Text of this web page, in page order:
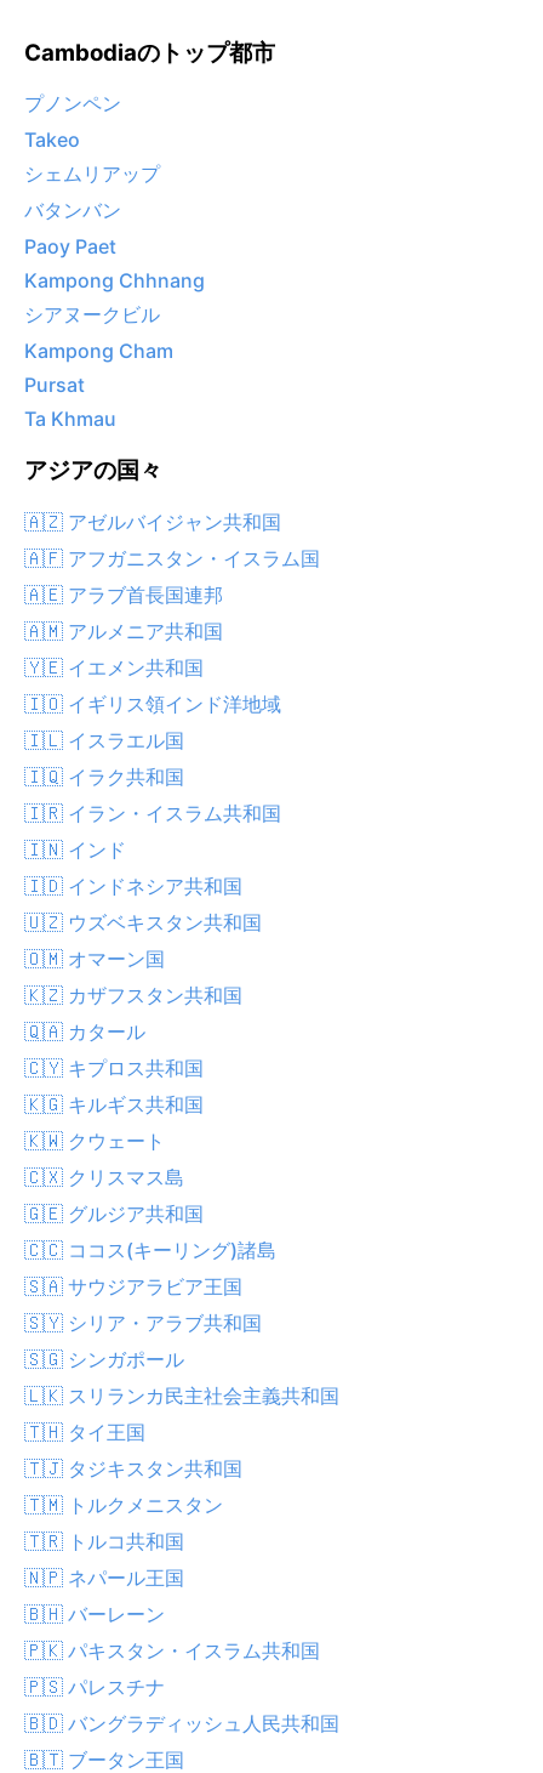
Cambodiaのトップ都市
プノンペン
Takeo
シェムリアップ
バタンバン
Paoy Paet
Kampong Chhnang
シアヌークビル
Kampong Cham
Pursat
Ta Khmau
アジアの国々
🇦🇿 アゼルバイジャン共和国
🇦🇫 アフガニスタン・イスラム国
🇦🇪 アラブ首長国連邦
🇦🇲 アルメニア共和国
🇾🇪 イエメン共和国
🇮🇴 イギリス領インド洋地域
🇮🇱 イスラエル国
🇮🇶 イラク共和国
🇮🇷 イラン・イスラム共和国
🇮🇳 インド
🇮🇩 インドネシア共和国
🇺🇿 ウズベキスタン共和国
🇴🇲 オマーン国
🇰🇿 カザフスタン共和国
🇶🇦 カタール
🇨🇾 キプロス共和国
🇰🇬 キルギス共和国
🇰🇼 クウェート
🇨🇽 クリスマス島
🇬🇪 グルジア共和国
🇨🇨 ココス(キーリング)諸島
🇸🇦 サウジアラビア王国
🇸🇾 シリア・アラブ共和国
🇸🇬 シンガポール
🇱🇰 スリランカ民主社会主義共和国
🇹🇭 タイ王国
🇹🇯 タジキスタン共和国
🇹🇲 トルクメニスタン
🇹🇷 トルコ共和国
🇳🇵 ネパール王国
🇧🇭 バーレーン
🇵🇰 パキスタン・イスラム共和国
🇵🇸 パレスチナ
🇧🇩 バングラディッシュ人民共和国
🇧🇹 ブータン王国